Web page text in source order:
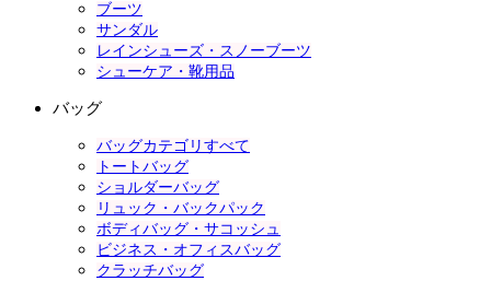
ブーツ
サンダル
レインシューズ・スノーブーツ
シューケア・靴用品
バッグ
バッグカテゴリすべて
トートバッグ
ショルダーバッグ
リュック・バックパック
ボディバッグ・サコッシュ
ビジネス・オフィスバッグ
クラッチバッグ